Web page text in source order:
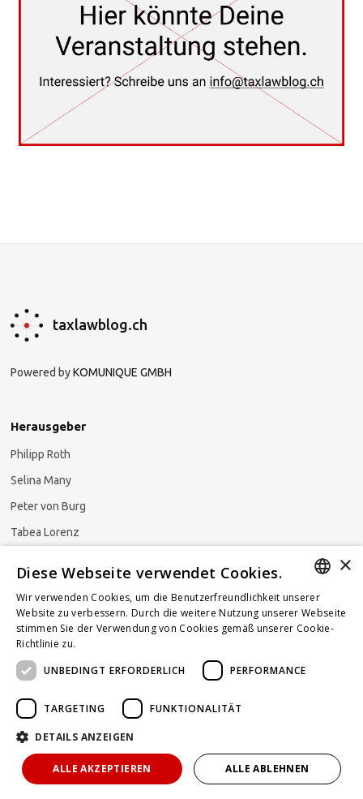
taxlawblog.ch
Powered byKOMUNIQUE GMBH
Herausgeber
Philipp Roth
Selina Many
Peter von Burg
Tabea Lorenz
Newsletter abonnieren
Powered by KOMUNIQUE
hello@taxlawblog.ch
IMPRESSUM
DATENSCHUTZ HAFTUNGSAUSSCHLUSS
GERMAN
FRENCH
×
Diese Webseite verwendet Cookies.
Wir verwenden Cookies, um die Benutzerfreundlichkeit unserer
Website zu verbessern. Durch die weitere Nutzung unserer Webseite
stimmen Sie der Verwendung von Cookies gemäß unserer Cookie-
Richtlinie zu.
UNBEDINGT ERFORDERLICH
PERFORMANCE
TARGETING FUNKTIONALITÄT
DETAILS ANZEIGEN
ALLE AKZEPTIEREN ALLE ABLEHNEN